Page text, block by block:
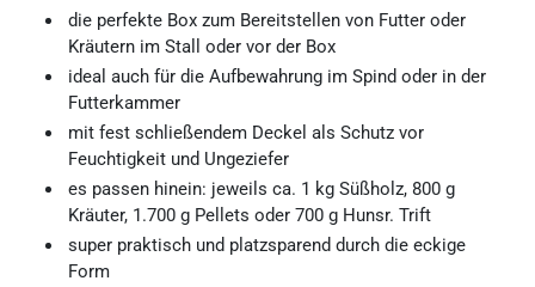
die perfekte Box zum Bereitstellen von Futter oder
Kräutern im Stall oder vor der Box
ideal auch für die Aufbewahrung im Spind oder in der
Futterkammer
mit fest schließendem Deckel als Schutz vor
Feuchtigkeit und Ungeziefer
es passen hinein: jeweils ca. 1 kg Süßholz, 800 g
Kräuter, 1.700 g Pellets oder 700 g Hunsr. Trift
super praktisch und platzsparend durch die eckige
Form